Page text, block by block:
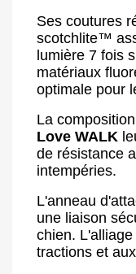
Ses coutures
scotchlite™
lumière 7 fois
matériaux
optimale pour
La
Love WALK
de résistance
intempéries.
L'anneau
une liaison
chien.
tractions et